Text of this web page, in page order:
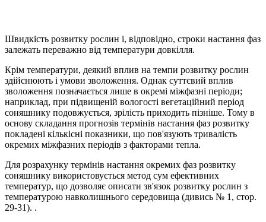
Швидкість розвитку рослин і, відповідно, строки настання фаз
залежать переважно від температури довкілля.
Крім температури, деякий вплив на темпи розвитку рослин
здійснюють і умови зволоження. Однак суттєвий вплив
зволоження позначається лише в окремі міжфазні періоди;
наприклад, при підвищеній вологості вегетаційний період
соняшнику подовжується, зрілість приходить пізніше. Тому в
основу складання прогнозів термінів настання фаз розвитку
покладені кількісні показники, що пов'язують тривалість
окремих міжфазних періодів з факторами тепла.
Для розрахунку термінів настання окремих фаз розвитку
соняшнику використовується метод сум ефективних
температур, що дозволяє описати зв'язок розвитку рослин з
температурою навколишнього середовища (дивись № 1, стор.
29-31). .